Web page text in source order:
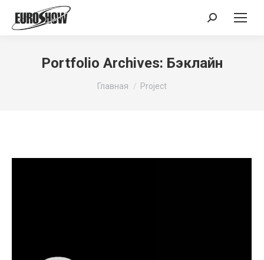
Поиск:
Portfolio Archives: Бэклайн
Вы здесь:
Главная Project